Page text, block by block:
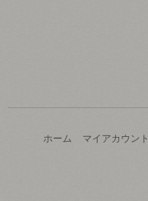
ホーム マイアカウント